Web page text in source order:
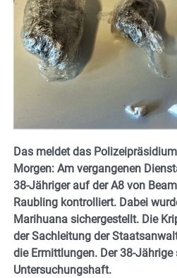
Das meldet das
Morgen: Am vergangenen
38-Jähriger auf der A8 von
Raubling kontrolliert. Dabei
Marihuana sichergestellt. Die
der Sachleitung der
die Ermittlungen. Der 38-
Untersuchungshaft.